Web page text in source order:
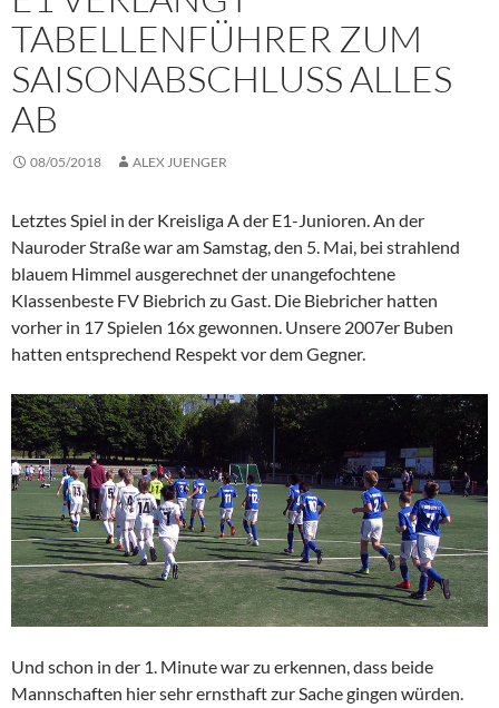
TABELLENFÜHRER ZUM
SAISONABSCHLUSS ALLES
AB
08/05/2018 ALEX JUENGER
Letztes Spiel in der Kreisliga A der E1-Junioren. An der
Nauroder Straße war am Samstag, den 5. Mai, bei strahlend
blauem Himmel ausgerechnet der unangefochtene
Klassenbeste FV Biebrich zu Gast. Die Biebricher hatten
vorher in 17 Spielen 16x gewonnen. Unsere 2007er Buben
hatten entsprechend Respekt vor dem Gegner.
Und schon in der 1. Minute war zu erkennen, dass beide
Mannschaften hier sehr ernsthaft zur Sache gingen würden.